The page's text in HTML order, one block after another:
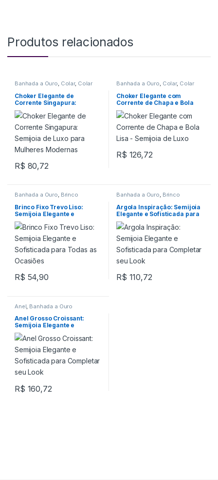
Produtos relacionados
Banhada a Ouro, Colar, Colar
Choker Elegante de
Corrente Singapura:
Semijoia de Luxo para
Mulheres Modernas
R$ 80,72
Banhada a Ouro, Colar, Colar
Choker Elegante com
Corrente de Chapa e Bola
Lisa – Semijoia de Luxo
R$ 126,72
Banhada a Ouro, Brinco
Brinco Fixo Trevo Liso:
Semijoia Elegante e
Sofisticada para Todas as
Ocasiões
R$ 54,90
Banhada a Ouro, Brinco
Argola Inspiração: Semijoia
Elegante e Sofisticada para
Completar seu Look
R$ 110,72
Anel, Banhada a Ouro
Anel Grosso Croissant:
Semijoia Elegante e
Sofisticada para Completar
seu Look
R$ 160,72